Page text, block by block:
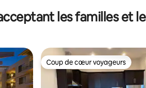
les familles et
Coup de cœur voyageurs
Coup de cœur voyageurs